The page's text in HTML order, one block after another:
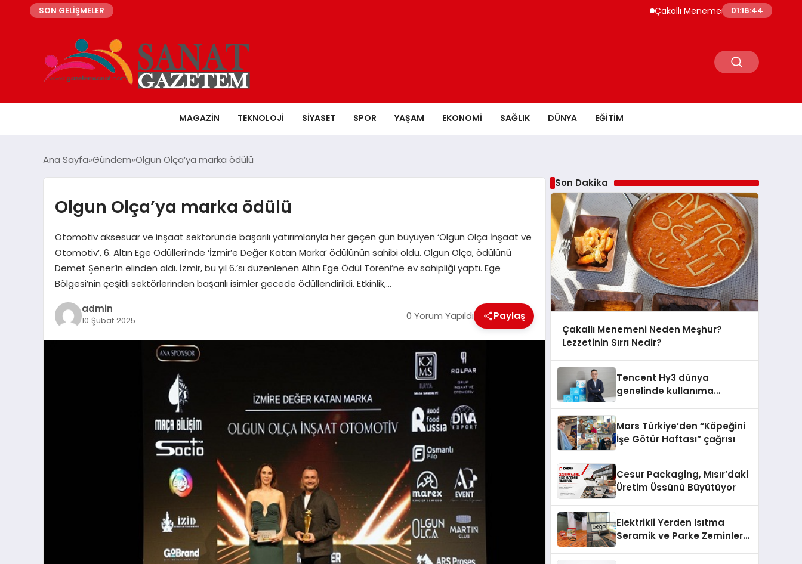
SON GELİŞMELER Çakallı Menemeni Neden Meşhur?
01:16:45
MAGAZIN TEKNOLOJI SIYASET SPOR YAŞAM EKONOMI SAĞLIK DÜNYA EĞITIM
Ana Sayfa Gündem Olgun Olça’ya marka ödülü
Olgun Olça’ya marka ödülü
Otomotiv aksesuar ve inşaat sektöründe başarılı yatırımlarıyla her geçen gün büyüyen ‘Olgun Olça İnşaat ve
Otomotiv’, 6. Altın Ege Ödülleri’nde ‘İzmir’e Değer Katan Marka’ ödülünün sahibi oldu. Olgun Olça, ödülünü
Demet Şener’in elinden aldı. İzmir, bu yıl 6.’sı düzenlenen Altın Ege Ödül Töreni’ne ev sahipliği yaptı. Ege
Bölgesi’nin çeşitli sektörlerinden başarılı isimler gecede ödüllendirildi. Etkinlik,…
admin
10 Şubat 2025 0 Yorum Yapıldı Paylaş
Son Dakika
Çakallı Menemeni Neden Meşhur?
Lezzetinin Sırrı Nedir?
Tencent Hy3 dünya
genelinde kullanıma
Mars Türkiye’den “Köpeğini
İşe Götür Haftası” çağrısı
Cesur Packaging, Mısır’daki
Üretim Üssünü Büyütüyor
Elektrikli Yerden Isıtma
Seramik ve Parke Zeminler